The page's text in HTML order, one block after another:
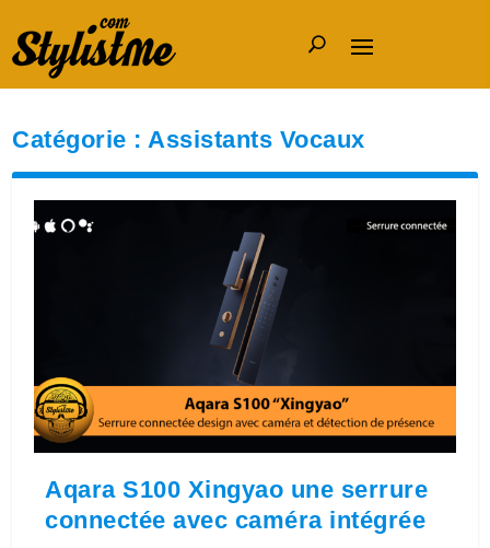
Catégorie :Assistants Vocaux
Aqara S100 Xingyao une serrure
connectée avec caméra intégrée